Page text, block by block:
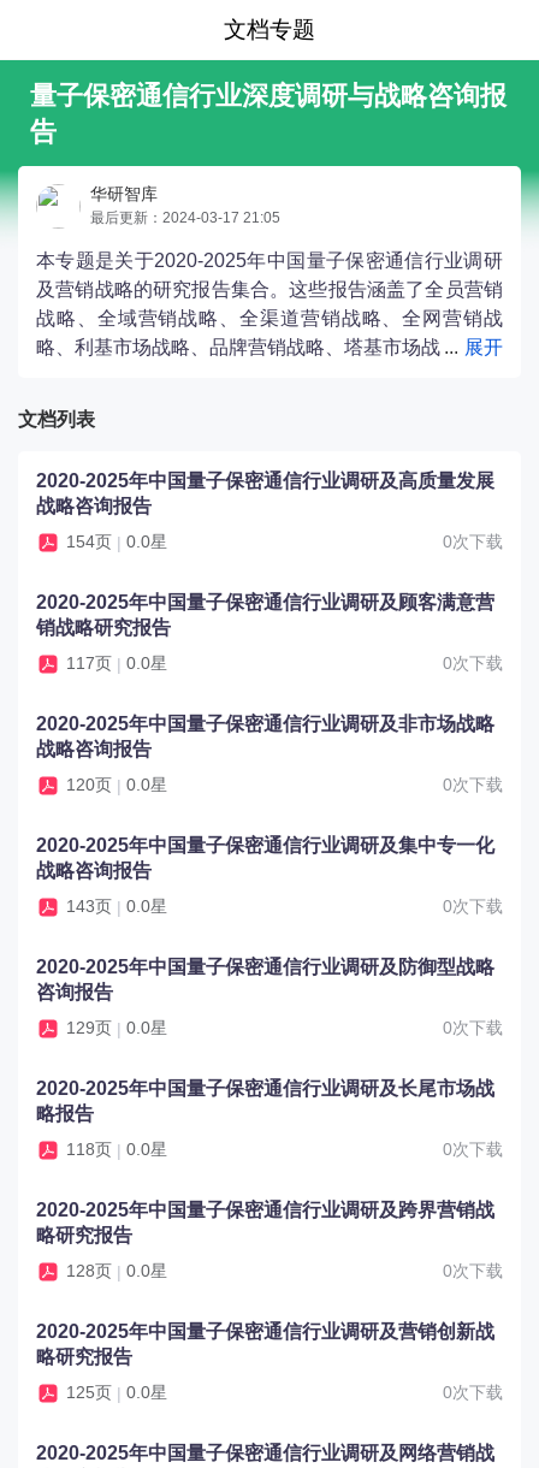
文档专题
量子保密通信行业深度调研与战略咨询报
告
华研智库
最后更新：2024-03-17 21:05
本专题是关于2020-2025年中国量子保密通信行业调研
及营销战略的研究报告集合。这些报告涵盖了全员营销
战略、全域营销战略、全渠道营销战略、全网营销战
略、利基市场战略、品牌营销战略、塔基市场战
市场营销战略、数字营销战略、整合营销战略、文化营
销战略、新产品开发战略、构建护城河战略、痛点营销
战略、精准营销战略、网络直播营销战略、网络营销战
略、营销创新战略、跨界营销战略、长尾市场战略、防
御型战略、集中专一化战略、非市场战略、顾客满意营
文档列表
2020-2025年中国量子保密通信行业调研及高质量发展
战略咨询报告
154页 | 0.0星 0次下载
2020-2025年中国量子保密通信行业调研及顾客满意营
销战略研究报告
117页 | 0.0星 0次下载
2020-2025年中国量子保密通信行业调研及非市场战略
战略咨询报告
120页 | 0.0星 0次下载
2020-2025年中国量子保密通信行业调研及集中专一化
战略咨询报告
143页 | 0.0星 0次下载
2020-2025年中国量子保密通信行业调研及防御型战略
咨询报告
129页 | 0.0星 0次下载
2020-2025年中国量子保密通信行业调研及长尾市场战
略报告
118页 | 0.0星 0次下载
2020-2025年中国量子保密通信行业调研及跨界营销战
略研究报告
128页 | 0.0星 0次下载
2020-2025年中国量子保密通信行业调研及营销创新战
略研究报告
125页 | 0.0星 0次下载
2020-2025年中国量子保密通信行业调研及网络营销战